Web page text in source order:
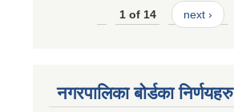
1 of 14 next ›
नगरपालिका बोर्डका निर्णयहरु